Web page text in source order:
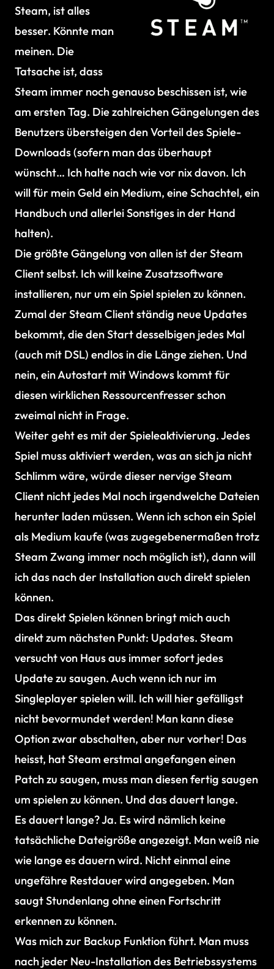
Steam, ist alles
besser. Könnte man
meinen. Die
Tatsache ist, dass
Steam immer noch genauso beschissen ist, wie
am ersten Tag. Die zahlreichen Gängelungen des
Benutzers übersteigen den Vorteil des Spiele-
Downloads (sofern man das überhaupt
wünscht… Ich halte nach wie vor nix davon. Ich
will für mein Geld ein Medium, eine Schachtel, ein
Handbuch und allerlei Sonstiges in der Hand
halten).
Die größte Gängelung von allen ist der Steam
Client selbst. Ich will keine Zusatzsoftware
installieren, nur um ein Spiel spielen zu können.
Zumal der Steam Client ständig neue Updates
bekommt, die den Start desselbigen jedes Mal
(auch mit DSL) endlos in die Länge ziehen. Und
nein, ein Autostart mit Windows kommt für
diesen wirklichen Ressourcenfresser schon
zweimal nicht in Frage.
Weiter geht es mit der Spieleaktivierung. Jedes
Spiel muss aktiviert werden, was an sich ja nicht
Schlimm wäre, würde dieser nervige Steam
Client nicht jedes Mal noch irgendwelche Dateien
herunter laden müssen. Wenn ich schon ein Spiel
als Medium kaufe (was zugegebenermaßen trotz
Steam Zwang immer noch möglich ist), dann will
ich das nach der Installation auch direkt spielen
können.
Das direkt Spielen können bringt mich auch
direkt zum nächsten Punkt: Updates. Steam
versucht von Haus aus immer sofort jedes
Update zu saugen. Auch wenn ich nur im
Singleplayer spielen will. Ich will hier gefälligst
nicht bevormundet werden! Man kann diese
Option zwar abschalten, aber nur vorher! Das
heisst, hat Steam erstmal angefangen einen
Patch zu saugen, muss man diesen fertig saugen
um spielen zu können. Und das dauert lange.
Es dauert lange? Ja. Es wird nämlich keine
tatsächliche Dateigröße angezeigt. Man weiß nie
wie lange es dauern wird. Nicht einmal eine
ungefähre Restdauer wird angegeben. Man
saugt Stundenlang ohne einen Fortschritt
erkennen zu können.
Was mich zur Backup Funktion führt. Man muss
nach jeder Neu-Installation des Betriebssystems